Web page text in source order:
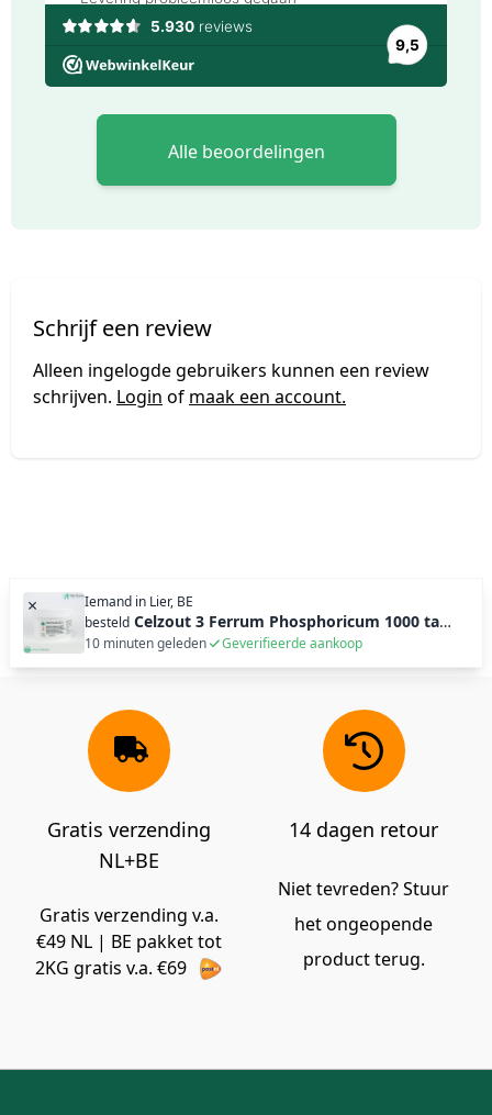
Alle beoordelingen
Schrijf een review
Alleen ingelogde gebruikers kunnen een review
schrijven. Login of maak een account.
× Iemand in Lier, BE
besteld Celzout 3 Ferrum Phosphoricum 1000 tabl (250g)
10 minuten geleden Geverifieerde aankoop
Gratis verzending
NL+BE
Gratis verzending v.a.
€49 NL | BE pakket tot
2KG gratis v.a. €69
14 dagen retour
Niet tevreden? Stuur
het ongeopende
product terug.